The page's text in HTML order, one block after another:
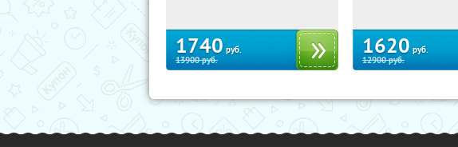
1740 руб.
13900руб.
1620 руб.
12900руб.